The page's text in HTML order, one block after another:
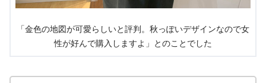
「金色の地図が可愛らしいと評判。秋っぽいデザインなので女
性が好んで購入しますよ」とのことでした